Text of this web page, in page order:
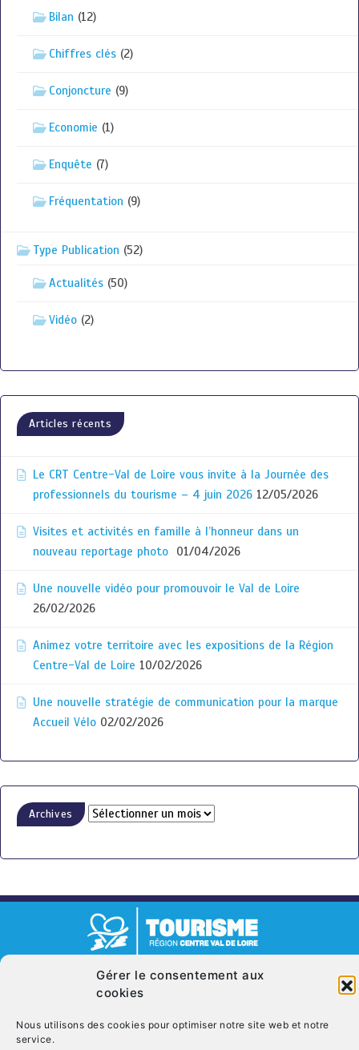
Gérer le consentement aux
cookies
Nous utilisons des cookies pour optimiser notre site web et notre
service.
Bilan (12)
Chiffres clés (2)
Conjoncture (9)
Economie (1)
Enquête (7)
Fréquentation (9)
Type Publication (52)
Actualités (50)
Vidéo (2)
Articles récents
Le CRT Centre-Val de Loire vous invite à la Journée des
professionnels du tourisme – 4 juin 2026 12/05/2026
Visites et activités en famille à l’honneur dans un
nouveau reportage photo
01/04/2026
Une nouvelle vidéo pour promouvoir le Val de Loire
26/02/2026
Animez votre territoire avec les expositions de la Région
Centre-Val de Loire 10/02/2026
Une nouvelle stratégie de communication pour la marque
Accueil Vélo 02/02/2026
Archives
© Copyright 2026. CRT Centre-Val De Loire
Mentions légales Politique de cookies (UE)
Nous contacter